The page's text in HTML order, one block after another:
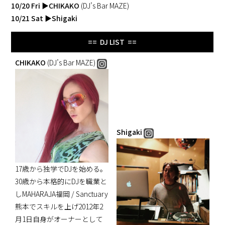
10/20 Fri ▶CHIKAKO (DJ’s Bar MAZE)
10/21 Sat ▶Shigaki
== DJ LIST ==
CHIKAKO (DJ’s Bar MAZE)
17歳から独学でDJを始める。
30歳から本格的にDJを職業と
しMAHARAJA福岡 / Sanctuary
熊本でスキルを上げ2012年2
月1日自身がオーナーとして
Shigaki